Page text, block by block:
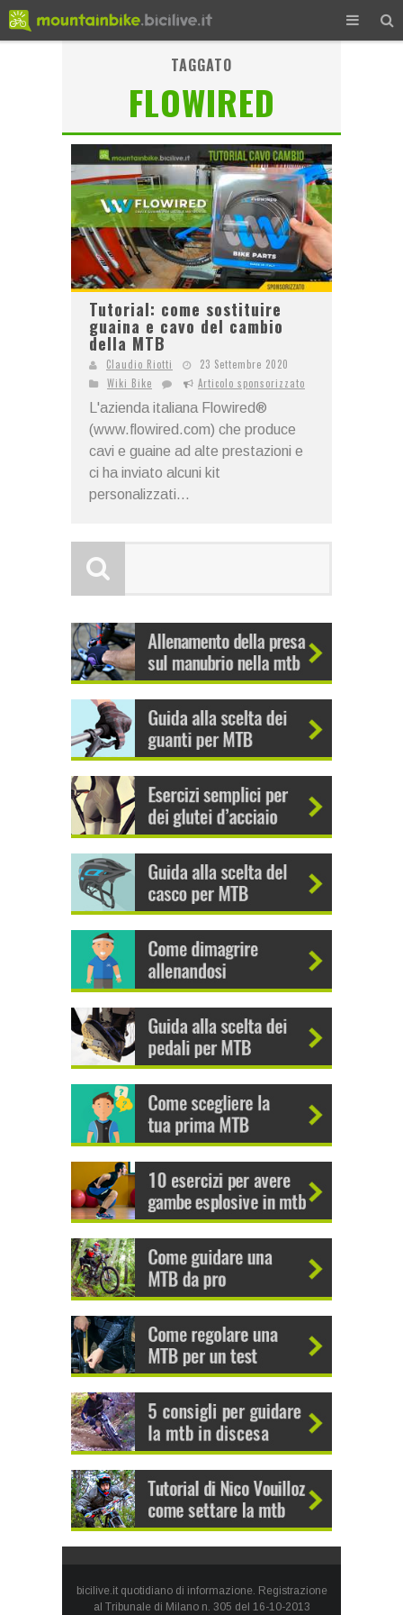
TAGGATO
FLOWIRED
Tutorial: come sostituire
guaina e cavo del cambio
della MTB
Claudio Riotti
23 Settembre 2020
Wiki Bike
Articolo sponsorizzato
L'azienda italiana Flowired®
(www.flowired.com) che produce
cavi e guaine ad alte prestazioni e
ci ha inviato alcuni kit
personalizzati...
bicilive.it quotidiano di informazione. Registrazione
al Tribunale di Milano n. 305 del 16-10-2013